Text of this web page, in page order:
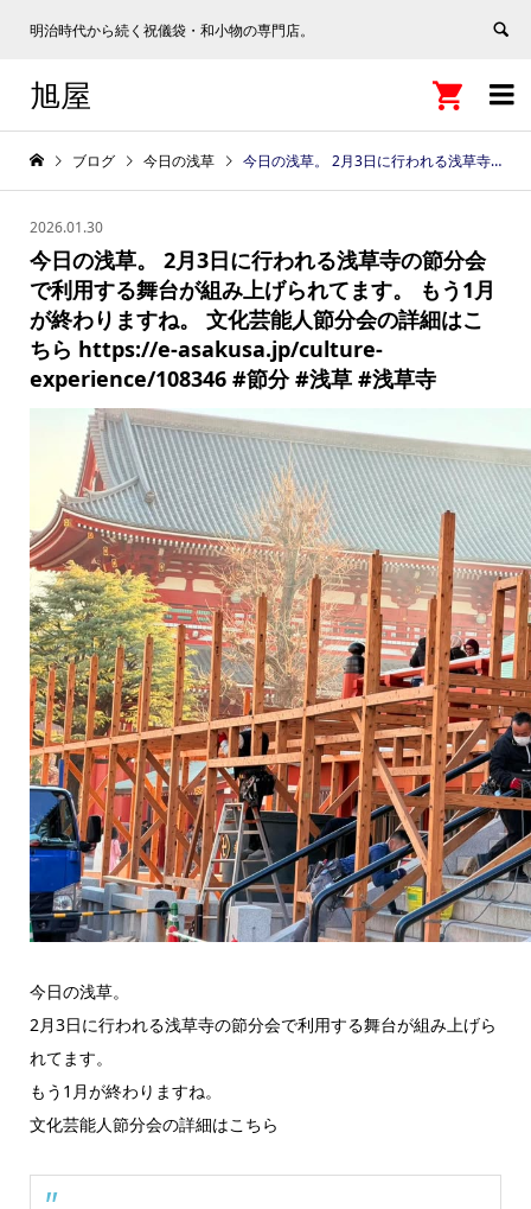
明治時代から続く祝儀袋・和小物の専門店。

旭屋 
ブログ 今日の浅草 今日の浅草。 2月3日に行われる浅草寺の節分会で利用する舞台が組み上げられてます。 もう1月が終わりますね。 文化芸能人節分会の詳細はこちら https://e-asakusa.jp/culture-experience/108346 #節分 #浅草 #浅草寺
2026.01.30
今日の浅草。 2月3日に行われる浅草寺の節分会
で利用する舞台が組み上げられてます。 もう1月
が終わりますね。 文化芸能人節分会の詳細はこ
ちら https://e-asakusa.jp/culture-
experience/108346 #節分 #浅草 #浅草寺
今日の浅草。
2月3日に行われる浅草寺の節分会で利用する舞台が組み上げら
れてます。
もう1月が終わりますね。
文化芸能人節分会の詳細はこちら